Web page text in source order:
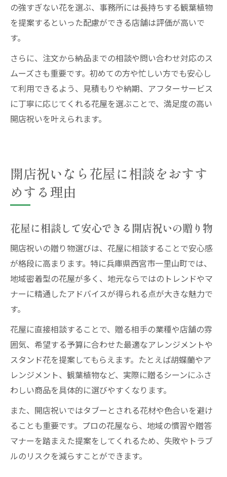
の強すぎない花を選ぶ、事務所には長持ちする観葉植物
を提案するといった配慮ができる店舗は評価が高いで
す。
さらに、注文から納品までの相談や問い合わせ対応のス
ムーズさも重要です。初めての方や忙しい方でも安心し
て利用できるよう、見積もりや納期、アフターサービス
に丁寧に応じてくれる花屋を選ぶことで、満足度の高い
開店祝いを叶えられます。
開店祝いなら花屋に相談をおすす
めする理由
花屋に相談して安心できる開店祝いの贈り物
開店祝いの贈り物選びは、花屋に相談することで安心感
が格段に高まります。特に兵庫県西宮市一里山町では、
地域密着型の花屋が多く、地元ならではのトレンドやマ
ナーに精通したアドバイスが得られる点が大きな魅力で
す。
花屋に直接相談することで、贈る相手の業種や店舗の雰
囲気、希望する予算に合わせた最適なアレンジメントや
スタンド花を提案してもらえます。たとえば胡蝶蘭やア
レンジメント、観葉植物など、実際に贈るシーンにふさ
わしい商品を具体的に選びやすくなります。
また、開店祝いではタブーとされる花材や色合いを避け
ることも重要です。プロの花屋なら、地域の慣習や贈答
マナーを踏まえた提案をしてくれるため、失敗やトラブ
ルのリスクを減らすことができます。